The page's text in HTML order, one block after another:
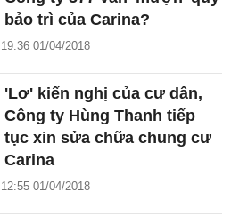
bảo trì của Carina?
19:36 01/04/2018
'Lơ' kiến nghị của cư dân,
Công ty Hùng Thanh tiếp
tục xin sửa chữa chung cư
Carina
12:55 01/04/2018